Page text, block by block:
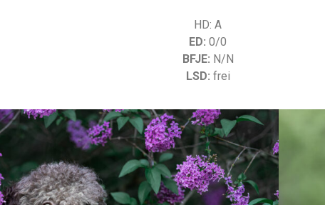
HD: A
ED:0/0
BFJE: N/N
LSD: frei